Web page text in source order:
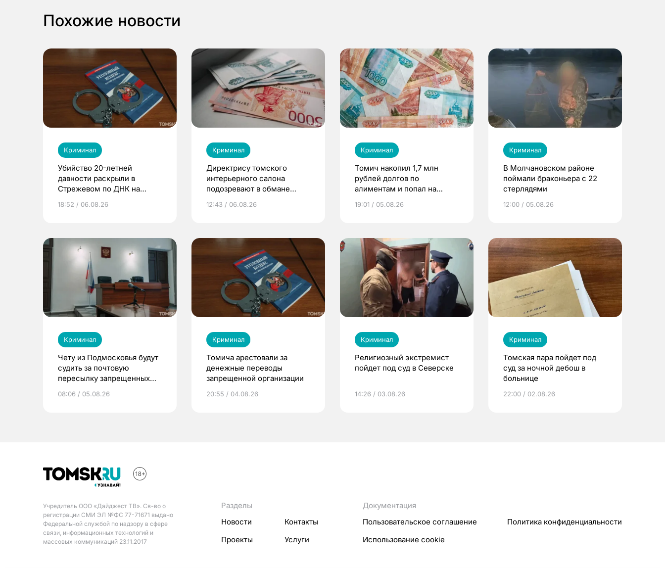
Похожие новости
Криминал
Убийство 20-летней
давности раскрыли в
Стрежевом по ДНК на
18:52 / 06.08.26
Криминал
Директрису томского
интерьерного салона
подозревают в обмане
12:43 / 06.08.26
Криминал
Томич накопил 1,7 млн
рублей долгов по
алиментам и попал на
19:01 / 05.08.26
Криминал
В Молчановском районе
поймали браконьера с 22
стерлядями
12:00 / 05.08.26
Криминал
Чету из Подмосковья будут
судить за почтовую
пересылку запрещенных
08:06 / 05.08.26
Криминал
Томича арестовали за
денежные переводы
запрещенной организации
20:55 / 04.08.26
Криминал
Религиозный экстремист
пойдет под суд в Северске
14:26 / 03.08.26
Криминал
Томская пара пойдет под
суд за ночной дебош в
больнице
22:00 / 02.08.26
Учредитель ООО «Дайджест ТВ». Св-во о
регистрации СМИ ЭЛ №ФС 77-71671 выдано
Федеральной службой по надзору в сфере
связи, информационных технологий и
массовых коммуникаций 23.11.2017
Разделы
Новости
Контакты
Проекты
Услуги
Документация
Пользовательское соглашение
Политика конфиденциальности
Использование cookie